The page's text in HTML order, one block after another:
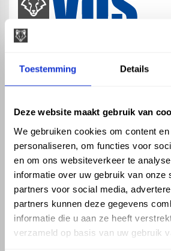
Toestemming Details
Deze website maakt gebruik van
We gebruiken cookies om content
personaliseren, om functies voor
en om ons websiteverkeer te
informatie over uw gebruik van onze
partners voor social media,
partners kunnen deze gegevens
informatie die u aan ze heeft
verzameld op basis van uw gebruik
ASSORTIMENT
Hemelwaterafvoer
Drukleiding
KENNIS EN
Klantenservice
Kennisbank
phone_enabled +31 416 75 02 55
mail info@vosproducts.nl
check_circleDé bouwmarkt van Altena
check_circle Direct uit grote voorraad geleverd met
check_circleLevering in NL en BE